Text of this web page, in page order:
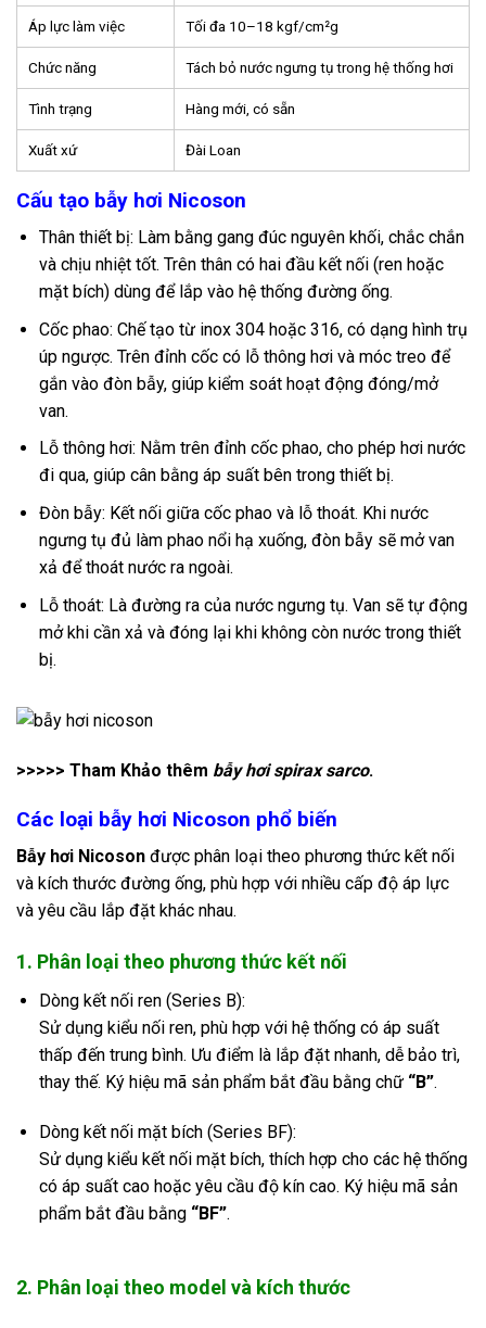
Áp lực làm việc Tối đa 10–18 kgf/cm²g
Chức năng Tách bỏ nước ngưng tụ trong hệ thống hơi
Tình trạng Hàng mới, có sẵn
Xuất xứ Đài Loan
Cấu tạo bẫy hơi Nicoson
Thân thiết bị: Làm bằng gang đúc nguyên khối, chắc chắn
và chịu nhiệt tốt. Trên thân có hai đầu kết nối (ren hoặc
mặt bích) dùng để lắp vào hệ thống đường ống.
Cốc phao: Chế tạo từ inox 304 hoặc 316, có dạng hình trụ
úp ngược. Trên đỉnh cốc có lỗ thông hơi và móc treo để
gắn vào đòn bẫy, giúp kiểm soát hoạt động đóng/mở
van.
Lỗ thông hơi: Nằm trên đỉnh cốc phao, cho phép hơi nước
đi qua, giúp cân bằng áp suất bên trong thiết bị.
Đòn bẫy: Kết nối giữa cốc phao và lỗ thoát. Khi nước
ngưng tụ đủ làm phao nổi hạ xuống, đòn bẫy sẽ mở van
xả để thoát nước ra ngoài.
Lỗ thoát: Là đường ra của nước ngưng tụ. Van sẽ tự động
mở khi cần xả và đóng lại khi không còn nước trong thiết
bị.
>>>>> Tham Khảo thêm bẫy hơi spirax sarco.
Các loại bẫy hơi Nicoson phổ biến
Bẫy hơi Nicoson được phân loại theo phương thức kết nối
và kích thước đường ống, phù hợp với nhiều cấp độ áp lực
và yêu cầu lắp đặt khác nhau.
1. Phân loại theo phương thức kết nối
Dòng kết nối ren (Series B):
Sử dụng kiểu nối ren, phù hợp với hệ thống có áp suất
thấp đến trung bình. Ưu điểm là lắp đặt nhanh, dễ bảo trì,
thay thế. Ký hiệu mã sản phẩm bắt đầu bằng chữ “B”.
Dòng kết nối mặt bích (Series BF):
Sử dụng kiểu kết nối mặt bích, thích hợp cho các hệ thống
có áp suất cao hoặc yêu cầu độ kín cao. Ký hiệu mã sản
phẩm bắt đầu bằng “BF”.
2. Phân loại theo model và kích thước